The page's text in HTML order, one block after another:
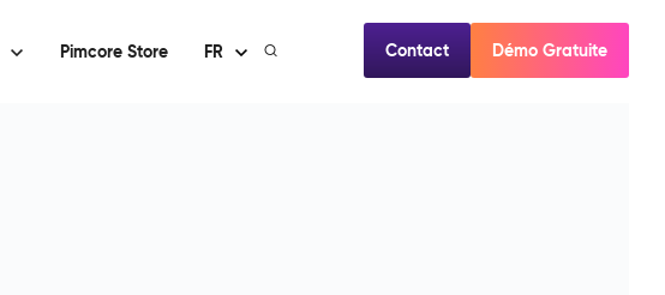
Pimcore Store FR Contact Démo Gratuite